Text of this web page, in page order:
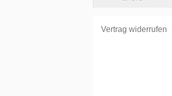
Vertrag widerrufen